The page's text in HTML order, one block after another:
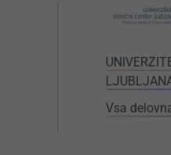
Vsa